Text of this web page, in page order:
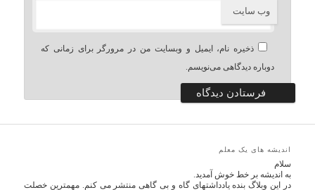
وب‌ سایت
ذخیره نام، ایمیل و وبسایت من در مرورگر برای زمانی که
دوباره دیدگاهی می‌نویسم.
اندیشه های یک معلم
سلام
به اندیشه بر خط خوش آمدید.
در این وبلاگ بنده یادداشتهای گاه و بی گاهی منتشر می کنم. مهمترین خصلت